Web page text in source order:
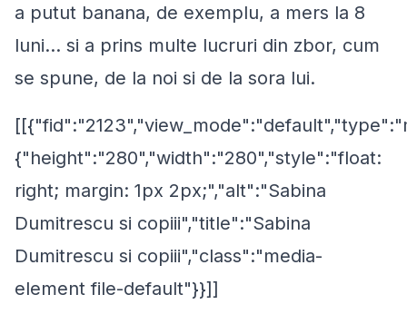
a putut banana, de exemplu, a mers la 8
luni... si a prins multe lucruri din zbor, cum
se spune, de la noi si de la sora lui.
{"height":"280","width":"280","style":"float:
right; margin: 1px 2px;","alt":"Sabina
Dumitrescu si copiii","title":"Sabina
Dumitrescu si copiii","class":"media-
element file-default"}}]]